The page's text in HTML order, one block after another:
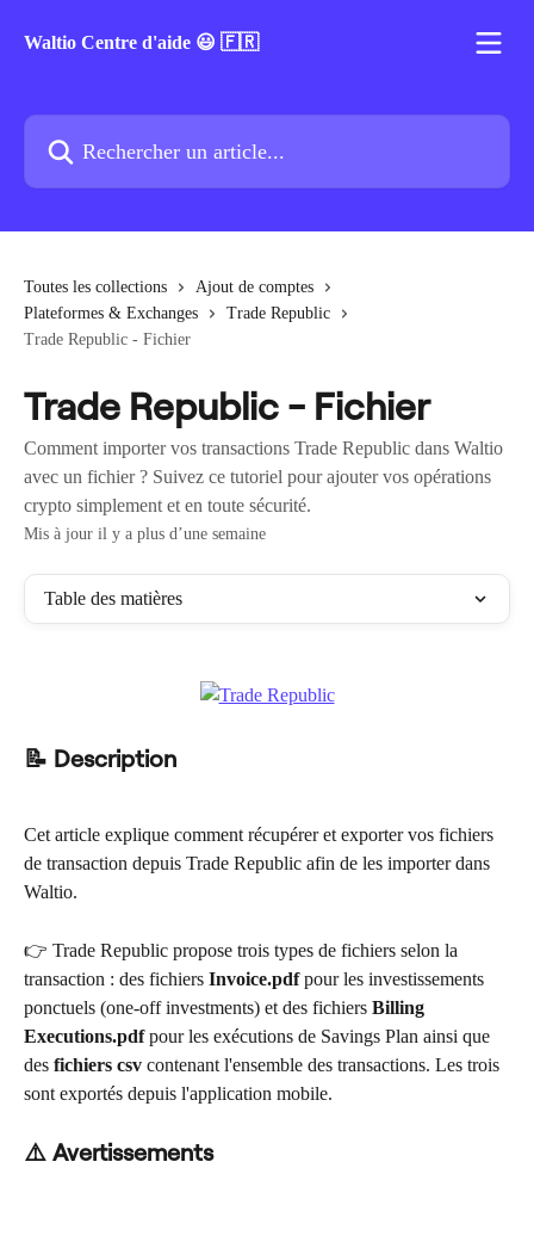
Waltio Centre d'aide 😃 🇫🇷
Rechercher un article...
Toutes les collections
Ajout de comptes
Plateformes & Exchanges
Trade Republic
Trade Republic - Fichier
Trade Republic - Fichier
Comment importer vos transactions Trade Republic dans Waltio
avec un fichier ? Suivez ce tutoriel pour ajouter vos opérations
crypto simplement et en toute sécurité.
Mis à jour il y a plus d’une semaine
Table des matières
📝 Description
Cet article explique comment récupérer et exporter vos fichiers
de transaction depuis Trade Republic afin de les importer dans
Waltio.
👉 Trade Republic propose trois types de fichiers selon la
transaction : des fichiers Invoice.pdf pour les investissements
ponctuels (one-off investments) et des fichiers Billing
Executions.pdf pour les exécutions de Savings Plan ainsi que
des fichiers csv contenant l'ensemble des transactions. Les trois
sont exportés depuis l'application mobile.
⚠️ Avertissements